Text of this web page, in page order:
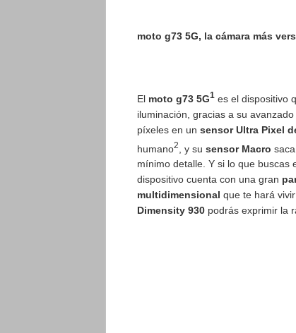
moto g73 5G, la cámara más
El moto g73 5G1es el dispositivo
iluminación, gracias a su
píxeles en un sensor Ultra Pixel
humano2 , y su sensor Macro
mínimo detalle. Y si lo que buscas
dispositivo cuenta con una gran
multidimensional que te hará
Dimensity 930podrás exprimir la